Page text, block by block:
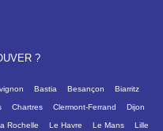
?
Bastia Besançon Biarritz
Chartres Clermont-Ferrand Dijon
Rochelle Le Havre Le Mans Lille